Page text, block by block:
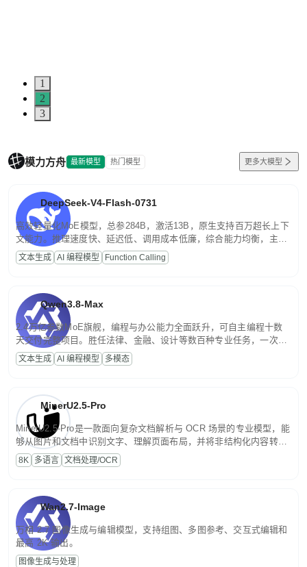
1
2
3
模力方舟 最新模型 热门模型 更多大模型
DeepSeek-V4-Flash-0731
高效轻量化MoE模型，总参284B，激活13B，原生支持百万超长上下
文能力。推理速度快、延迟低、调用成本低廉，综合能力均衡，主打
高并发、轻量化任务，适合日常对话、内容创作、基础 RAG、批量
文案处理等普惠刚需场景。
文本生成 AI 编程模型 Function Calling
Qwen3.8-Max
2.4万亿参数MoE旗舰，编程与办公能力全面跃升，可自主编程十数
天交付完整项目。胜任法律、金融、设计等数百种专业任务，一次对
话端到端交付生产级成果。原生视觉理解贯穿规划、执行与验证全流
程，支持超长文档与长视频的深度语义解析。长程任务中自主规划与
文本生成 AI 编程模型 多模态
MinerU2.5-Pro
MinerU2.5-Pro是一款面向复杂文档解析与 OCR 场景的专业模型，能
够从图片和文档中识别文字、理解页面布局，并将非结构化内容转换
为便于存储、检索和二次处理的结构化结果。
8K 多语言 文档处理/OCR
Wan2.7-Image
万相 2.7 图像生成与编辑模型，支持组图、多图参考、交互式编辑和
最高 2K 输出。
图像生成与处理